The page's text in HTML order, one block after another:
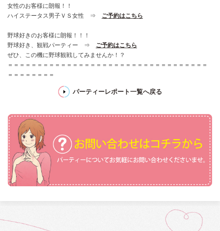
女性のお客様に朗報！！
ハイステータス男子ＶＳ女性 ⇒ ご予約はこちら
野球好きのお客様に朗報！！！
野球好き、観戦パーティー ⇒ ご予約はこちら
ぜひ、この機に野球観戦してみませんか！？
＝＝＝＝＝＝＝＝＝＝＝＝＝＝＝＝＝＝＝＝＝＝＝＝＝＝＝＝＝＝＝＝＝＝
＝＝＝＝＝＝＝＝
パーティーレポート一覧へ戻る